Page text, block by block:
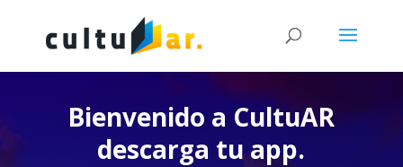
Bienvenido a CultuAR
descarga tu app.